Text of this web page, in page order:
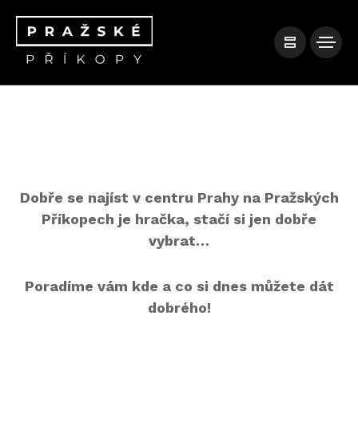
Dobře se najíst v centru Prahy na Pražských
Příkopech je hračka, stačí si jen dobře
vybrat…
Poradíme vám kde a co si dnes můžete dát
dobrého!